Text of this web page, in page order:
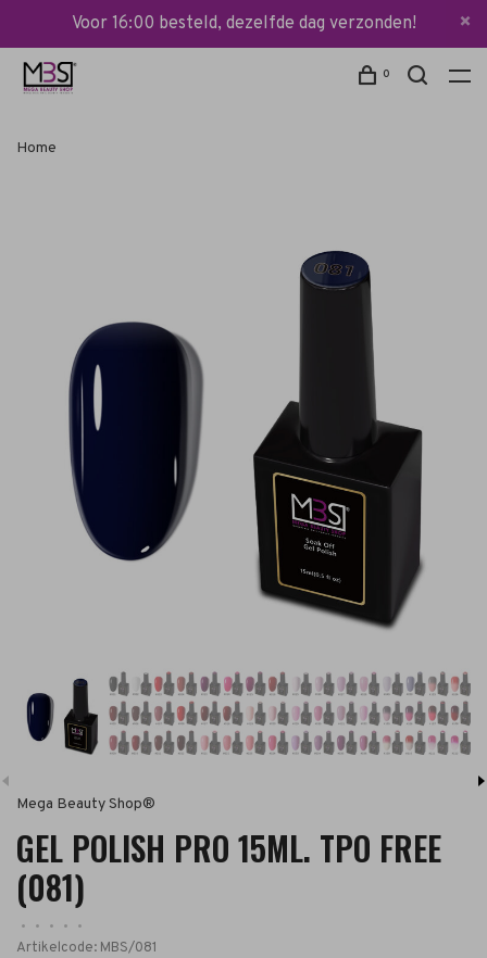
Voor 16:00 besteld, dezelfde dag verzonden!
0
Home
Mega Beauty Shop®
GEL POLISH PRO 15ML. TPO FREE
(081)
• • • •
•
Artikelcode: MBS/081